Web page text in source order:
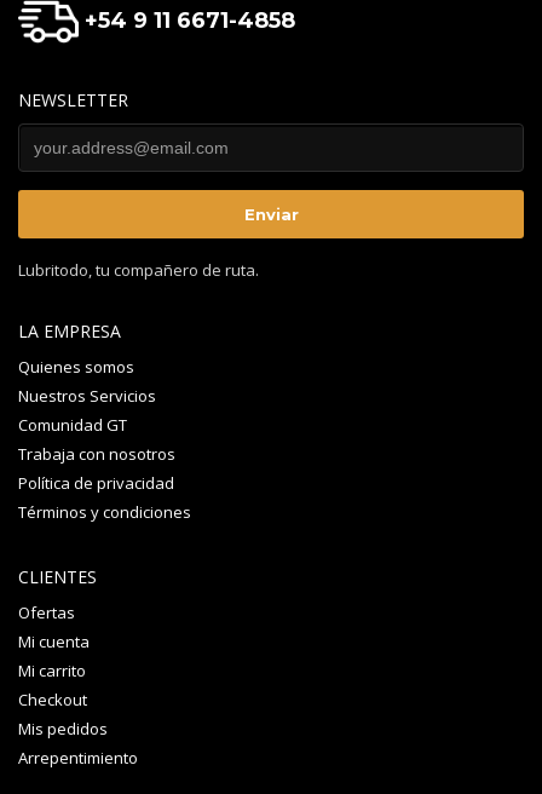
+54 9 11 6671-4858
NEWSLETTER
Lubritodo, tu compañero de ruta.
LA EMPRESA
Quienes somos
Nuestros Servicios
Comunidad GT
Trabaja con nosotros
Política de privacidad
Términos y condiciones
CLIENTES
Ofertas
Mi cuenta
Mi carrito
Checkout
Mis pedidos
Arrepentimiento